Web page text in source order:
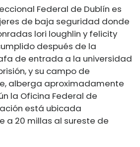
Federal de Dublín es
de baja seguridad donde
lori loughlin y felicity
después de la
de entrada a la universidad
y su campo de
alberga aproximadamente
la Oficina Federal de
está ubicada
a 20 millas al sureste de